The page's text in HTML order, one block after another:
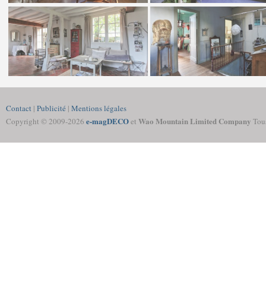
Contact | Publicité | Mentions légales
Copyright © 2009-2026 e-magDECOet Wao Mountain Limited Company